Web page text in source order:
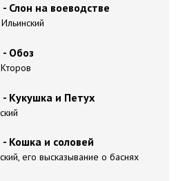
Слон на воеводстве
Обоз
Кукушка и Петух
Кошка и соловей
его высказывание о баснях